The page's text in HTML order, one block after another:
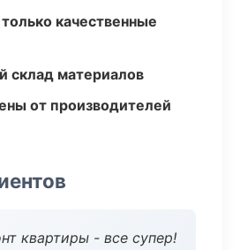
качественные
склад материалов
от производителей
квартиры - все супер!